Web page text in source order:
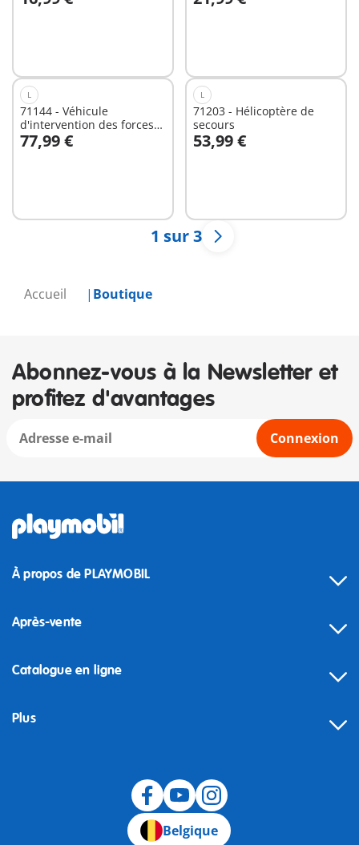
Accueil Boutique
Au panier Au panier
L
71144 - Véhicule
d'intervention des forces
spéciales
77,99 €
Au panier
L
71203 - Hélicoptère de
secours
53,99 €
Au panier
1 sur 3
Abonnez-vous à la Newsletter et
profitez d'avantages
Connexion
À propos de PLAYMOBIL
Après-vente
Catalogue en ligne
Plus
Belgique